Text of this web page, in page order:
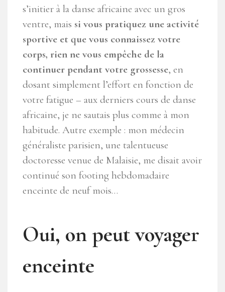
s’initier à la danse africaine avec un gros
ventre, mais si vous pratiquez une activité
sportive et que vous connaissez votre
corps, rien ne vous empêche de la
continuer pendant votre grossesse, en
dosant simplement l’effort en fonction de
votre fatigue – aux derniers cours de danse
africaine, je ne sautais plus comme à mon
habitude. Autre exemple : mon médecin
généraliste parisien, une talentueuse
doctoresse venue de Malaisie, me disait avoir
continué son footing hebdomadaire
enceinte de neuf mois…
Oui, on peut voyager
enceinte